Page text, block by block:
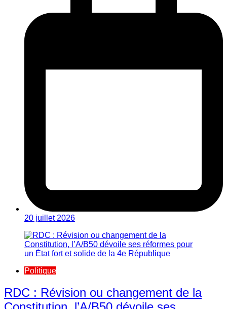
20 juillet 2026
Politique
RDC : Révision ou changement de la